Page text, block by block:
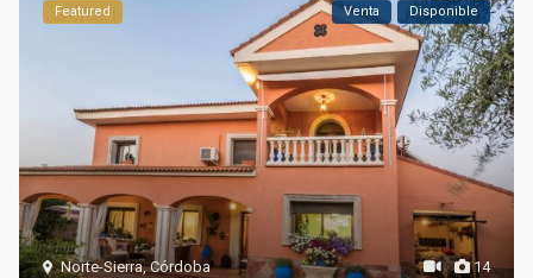
14
Norte-Sierra,Córdoba
Featured Venta Disponible